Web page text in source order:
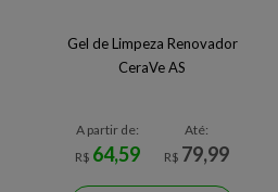
Gel de Limpeza Renovador
CeraVe AS
A partir de:
R$ 64,59
Até:
R$ 79,99